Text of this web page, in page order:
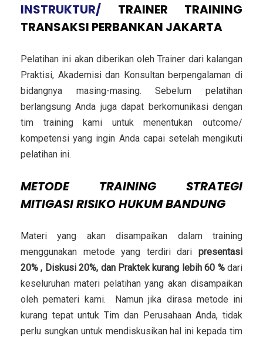
INSTRUKTUR/ TRAINER TRAINING
TRANSAKSI PERBANKAN JAKARTA
Pelatihan ini akan diberikan oleh Trainer dari kalangan
Praktisi, Akademisi dan Konsultan berpengalaman di
bidangnya masing-masing. Sebelum pelatihan
berlangsung Anda juga dapat berkomunikasi dengan
tim training kami untuk menentukan outcome/
kompetensi yang ingin Anda capai setelah mengikuti
pelatihan ini.
METODE TRAINING STRATEGI
MITIGASI RISIKO HUKUM BANDUNG
Materi yang akan disampaikan dalam training
menggunakan metode yang terdiri dari presentasi
20% , Diskusi 20%, dan Praktek kurang lebih 60 %dari
keseluruhan materi pelatihan yang akan disampaikan
oleh pemateri kami. Namun jika dirasa metode ini
kurang tepat untuk Tim dan Perusahaan Anda, tidak
perlu sungkan untuk mendiskusikan hal ini kepada tim